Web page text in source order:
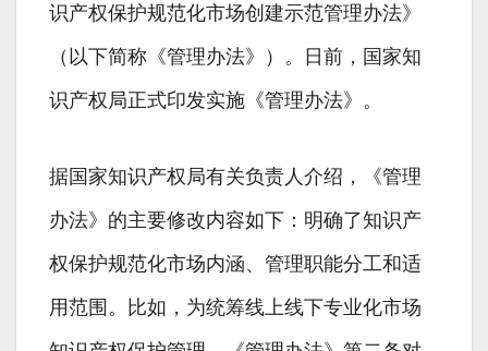
识产权保护规范化市场创建示范管理办法》
（以下简称《管理办法》）。日前，国家知
识产权局正式印发实施《管理办法》。
据国家知识产权局有关负责人介绍，《管理
办法》的主要修改内容如下：明确了知识产
权保护规范化市场内涵、管理职能分工和适
用范围。比如，为统筹线上线下专业化市场